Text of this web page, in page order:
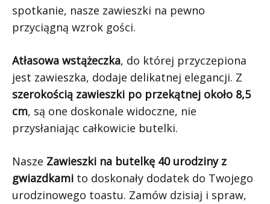
spotkanie, nasze zawieszki na pewno
przyciągną wzrok gości.
Atłasowa wstążeczka, do której przyczepiona
jest zawieszka, dodaje delikatnej elegancji. Z
szerokością zawieszki po przekątnej około 8,5
cm, są one doskonale widoczne, nie
przysłaniając całkowicie butelki.
Nasze Zawieszki na butelkę 40 urodziny z
gwiazdkami to doskonały dodatek do Twojego
urodzinowego toastu. Zamów dzisiaj i spraw,